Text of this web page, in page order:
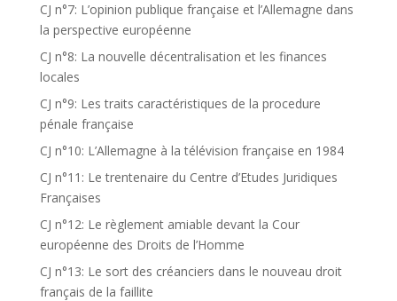
CJ n°7: L’opinion publique française et l’Allemagne dans
la perspective européenne
CJ n°8: La nouvelle décentralisation et les finances
locales
CJ n°9: Les traits caractéristiques de la procedure
pénale française
CJ n°10: L’Allemagne à la télévision française en 1984
CJ n°11: Le trentenaire du Centre d’Etudes Juridiques
Françaises
CJ n°12: Le règlement amiable devant la Cour
européenne des Droits de l’Homme
CJ n°13: Le sort des créanciers dans le nouveau droit
français de la faillite